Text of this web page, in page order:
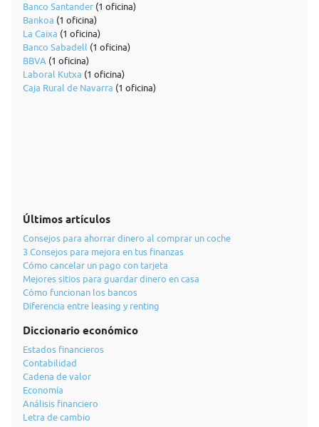
Banco Santander (1 oficina)
Bankoa (1 oficina)
La Caixa (1 oficina)
Banco Sabadell (1 oficina)
BBVA (1 oficina)
Laboral Kutxa (1 oficina)
Caja Rural de Navarra (1 oficina)
Últimos artículos
Consejos para ahorrar dinero al comprar un coche
3 Consejos para mejora en tus finanzas
Cómo cancelar un pago con tarjeta
Mejores sitios para guardar dinero en casa
Cómo funcionan los bancos
Diferencia entre leasing y renting
Diccionario económico
Estados financieros
Contabilidad
Cadena de valor
Economía
Análisis financiero
Letra de cambio